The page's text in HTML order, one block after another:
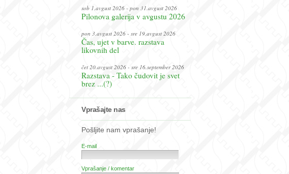
sob 1.avgust 2026 - pon 31.avgust 2026
Pilonova galerija v avgustu 2026
pon 3.avgust 2026 - sre 19.avgust 2026
Čas, ujet v barve. razstava
likovnih del
čet 20.avgust 2026 - sre 16.september 2026
Razstava - Tako čudovit je svet
brez ...(?)
Vprašajte nas
Pošljite nam vprašanje!
E-mail
Vprašanje / komentar